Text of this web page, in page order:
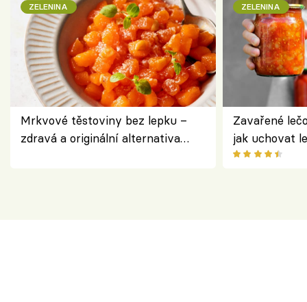
ZELENINA
Mrkvové těstoviny bez lepku –
zdravá a originální alternativa
ZELENINA
Zavařené
jak uchovat